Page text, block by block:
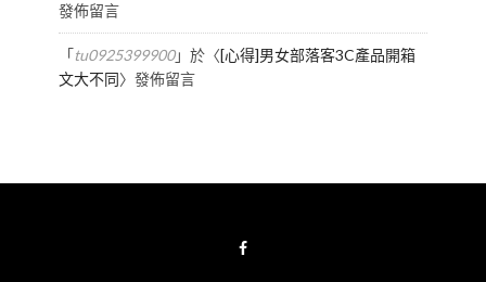
發佈留言
「tu0925399900」於〈[心得]男女部落客3C產品開箱
文大不同〉發佈留言